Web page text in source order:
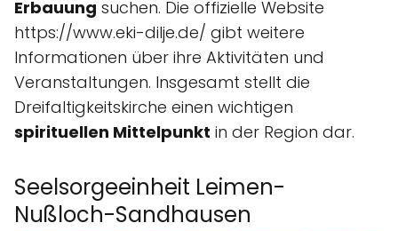
Erbauung suchen. Die offizielle Website
https://www.eki-dilje.de/ gibt weitere
Informationen über ihre Aktivitäten und
Veranstaltungen. Insgesamt stellt die
Dreifaltigkeitskirche einen wichtigen
spirituellen Mittelpunkt in der Region dar.
Seelsorgeeinheit Leimen-
Nußloch-Sandhausen